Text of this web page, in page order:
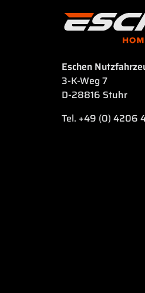
Eschen
3-K-Weg 7
D-28816 Stuhr
Tel. +49 (0) 4206